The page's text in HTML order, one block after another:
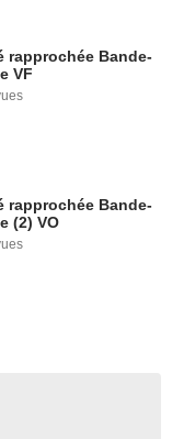
rapprochée Bande-
VF
rapprochée Bande-
(2) VO